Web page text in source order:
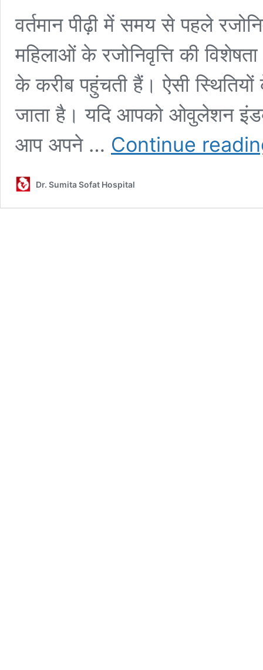
वर्तमान पीढ़ी में समय से पहले
महिलाओं के रजोनिवृत्ति की
के करीब पहुंचती हैं। ऐसी स्थितियों
जाता है। यदि आपको ओवुलेशन
आप अपने … Continue
Dr. Sumita Sofat Hospital